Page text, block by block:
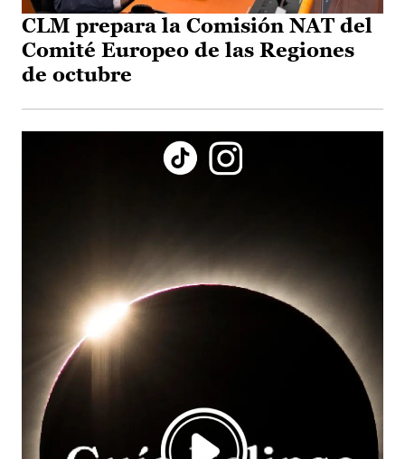
CLM prepara la Comisión NAT del
Comité Europeo de las Regiones
de octubre